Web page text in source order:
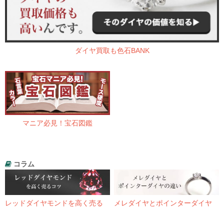
ダイヤ買取も色石BANK
マニア必見！宝石図鑑
コラム
レッドダイヤモンドを高く売る
メレダイヤとポインターダイヤ